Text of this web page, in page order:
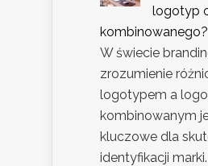
logotyp
kombinowanego?
W świecie
zrozumienie
logotypem a
kombinowanym
kluczowe dla
identyfikacji